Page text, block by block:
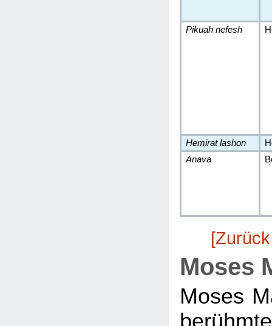
Pikuah nefesh
Hemirat lashon
Anava
Moses
Moses